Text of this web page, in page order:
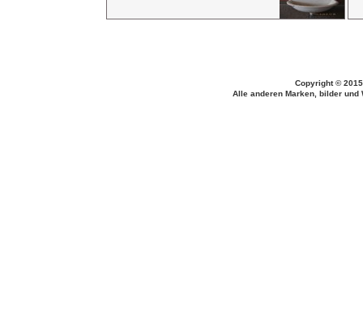
Copyright ©
Alle anderen Marken, bilder und